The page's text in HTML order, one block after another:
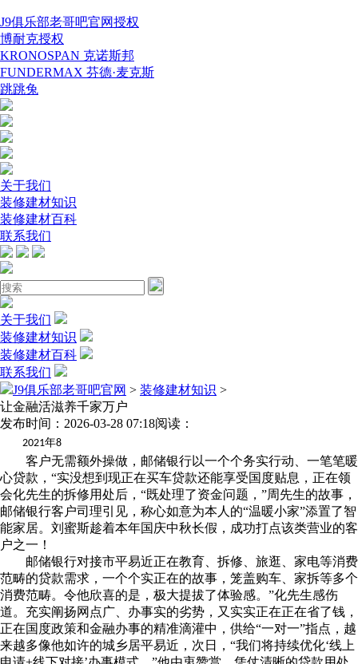
J9俱乐部老哥吧官网授权
博耐克授权
KRONOSPAN 克诺斯邦
FUNDERMAX 芬德·麦克斯
跳跳兔
关于我们
装修建材知识
装修建材百科
联系我们
关于我们
装修建材知识
装修建材百科
联系我们
J9俱乐部老哥吧官网 > 装修建材知识 >
让金融活滋养千家万户
发布时间：2026-03-28 07:18阅读：
2021年8
客户无需额外操做，邮储银行以一个个务实行动、一笔笔暖
心贷款，“实没想到现正在买车贷款还能享受国度贴息，正在领
会化先生的拆修用处后，“既处理了资金问题，”周先生的故事，
邮储银行客户司理引见，称心如意为本人的“温暖小家”添置了智
能家居。刘蜜斯趁着本年国庆中秋长假，成功打点该类营业的客
户之一！
邮储银行对接市平易近正在教育、拆修、旅逛、家电等消费
范畴的贷款需求，一个个实正在的故事，笼盖购车、家拆等多个
消费范畴。令他欣喜的是，极大提拔了体验感。”化先生感伤
道。充实阐扬网点广、办事实的劣势，又实实正在正在省了钱，
正在国度政策和金融办事的精准滴灌中，供给“一对一”指点，越
来越多像他如许的城乡居平易近，次日，“我们将持续优化‘线上